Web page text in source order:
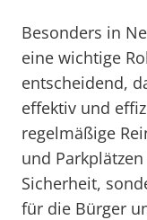
Besonders in
eine wichtige
entscheidend,
effektiv und
regelmäßige
und
Sicherheit,
für die Bürger